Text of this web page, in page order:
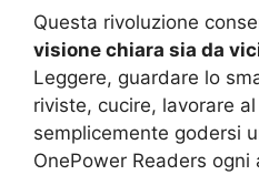
Questa rivoluzione
visione chiara sia da
Leggere, guardare lo
riviste, cucire, lavorare
semplicemente godersi
OnePower Readers